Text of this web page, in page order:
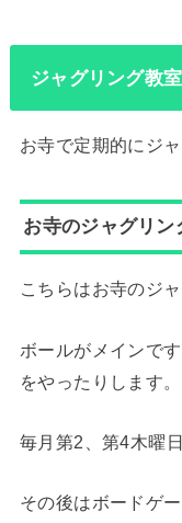
ジャグリング教室
お寺で定期的にジ
お寺のジャグリン
こちらはお寺のジ
ボールがメインで
をやったりします。
毎月第2、第4木曜
その後はボードゲ